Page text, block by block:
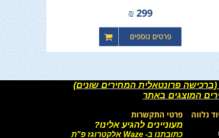
299
₪
פרונטאלית המחירים שונים)
המוצגים באתר
נלווה פרטי התקשרות
מעוניינים להגיע אלינו?
כתובתנו ב- Waze אלקטרוגז פ"ת